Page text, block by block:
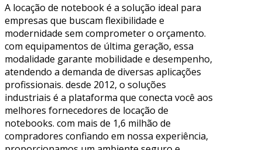
A locação de notebook é a solução ideal para
empresas que buscam flexibilidade e
modernidade sem comprometer o orçamento.
com equipamentos de última geração, essa
modalidade garante mobilidade e desempenho,
atendendo a demanda de diversas aplicações
profissionais. desde 2012, o soluções
industriais é a plataforma que conecta você aos
melhores fornecedores de locação de
notebooks. com mais de 1,6 milhão de
compradores confiando em nossa experiência,